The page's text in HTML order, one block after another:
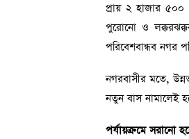
প্রায় ২ হাজার ৫০০
পুরোনো ও
পরিবেশবান্ধব নগর
নগরবাসীর মতে,
নতুন বাস নামালেই
পর্যায়ক্রমে সরানো